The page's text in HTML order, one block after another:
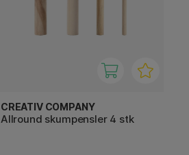
CREATIV COMPANY
Allround skumpensler 4 stk